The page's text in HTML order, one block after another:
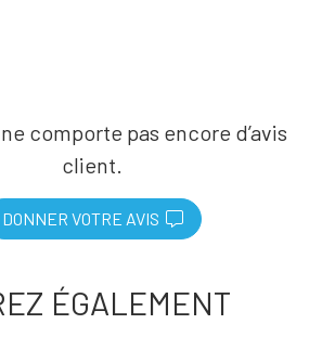
comporte pas encore d’avis
client.
DONNER VOTRE AVIS
ÉGALEMENT